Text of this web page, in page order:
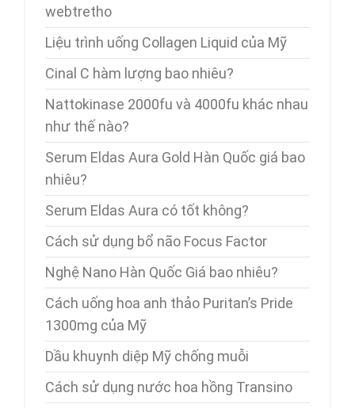
webtretho
Liệu trình uống Collagen Liquid của Mỹ
Cinal C hàm lượng bao nhiêu?
Nattokinase 2000fu và 4000fu khác nhau
như thế nào?
Serum Eldas Aura Gold Hàn Quốc giá bao
nhiêu?
Serum Eldas Aura có tốt không?
Cách sử dụng bổ não Focus Factor
Nghệ Nano Hàn Quốc Giá bao nhiêu?
Cách uống hoa anh thảo Puritan’s Pride
1300mg của Mỹ
Dầu khuynh diệp Mỹ chống muỗi
Cách sử dụng nước hoa hồng Transino